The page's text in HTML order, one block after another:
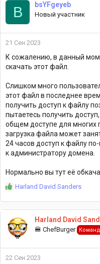
B bsYFgeyeb
Новый участник
21 Сен 2023
К сожалению, в данный
скачать этот файл.
Слишком много
этот файл в последнее
получить доступ к файлу
пытаетесь получить
общем доступе для многих
загрузка файла может
24 часов доступ к файлу
к администратору домена.
Нормально вы тут её
Р
а
ц
и
и
:
Harland David Sanders
Harland David
🍔 ChefBurger
22 Сен 2023